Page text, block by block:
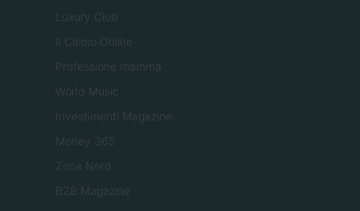
Luxury Club
Il Calcio Online
Professione mamma
World Music
Investimenti Magazine
Money 365
Zona Nerd
B2B Magazine